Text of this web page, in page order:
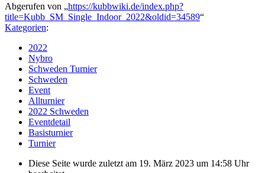
Abgerufen von „https://kubbwiki.de/index.php?
title=Kubb_SM_Single_Indoor_2022&oldid=34589“
Kategorien:
2022
Nybro
Schweden Turnier
Schweden
Event
Allturnier
2022 Schweden
Eventdetail
Basisturnier
Turnier
Diese Seite wurde zuletzt am 19. März 2023 um 14:58 Uhr